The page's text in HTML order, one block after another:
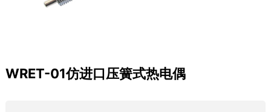
WRET-01仿进口压簧式热电偶